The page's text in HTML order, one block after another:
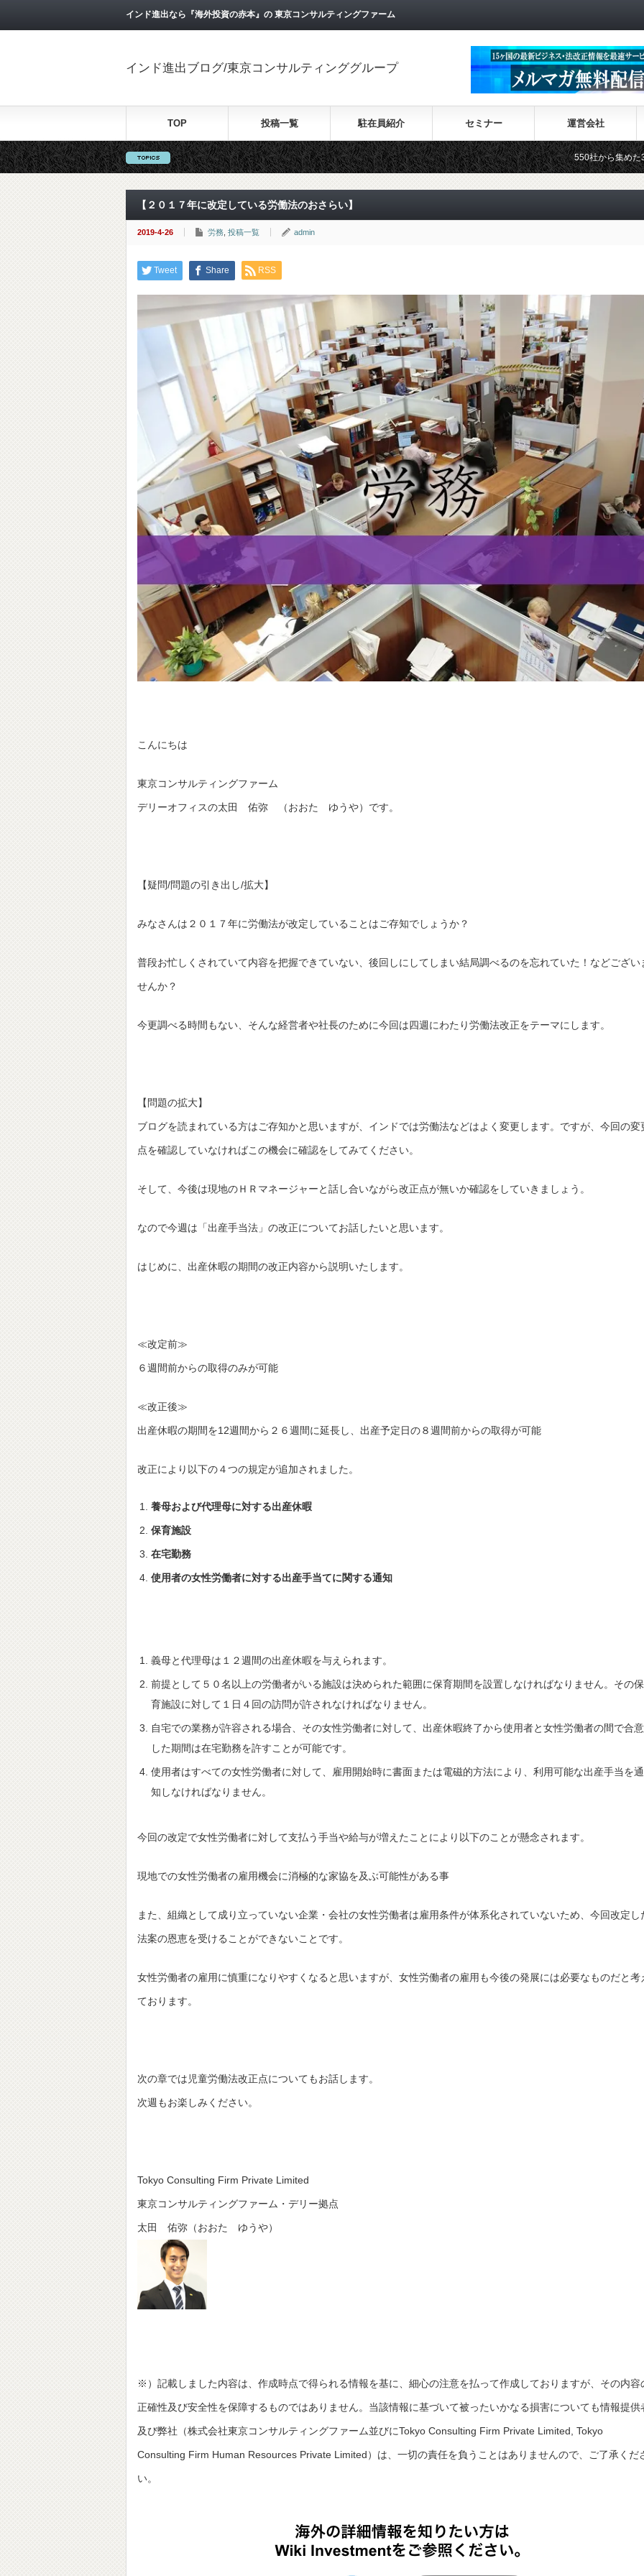
インド進出なら『海外投資の赤本』の 東京コンサルティングファーム
インド進出ブログ/東京コンサルティンググループ
TOP 投稿一覧 駐在員紹介 セミナー 運営会社
550社から集めた30カ国の最新
【２０１７年に改定している労働法のおさらい】
2019-4-26 労務 投稿一覧 admin
Tweet Share RSS
こんにちは
東京コンサルティングファーム
デリーオフィスの太田 佑弥 （おおた ゆうや）です。
【疑問/問題の引き出し/拡大】
みなさんは２０１７年に労働法が改定していることはご存知でしょうか？
普段お忙しくされていて内容を把握できていない、後回しにしてしまい結局調べるのを忘れていた！などござい
せんか？
今更調べる時間もない、そんな経営者や社長のために今回は四週にわたり労働法改正をテーマにします。
【問題の拡大】
ブログを読まれている方はご存知かと思いますが、インドでは労働法などはよく変更します。ですが、今回の変
点を確認していなければこの機会に確認をしてみてください。
そして、今後は現地のＨＲマネージャーと話し合いながら改正点が無いか確認をしていきましょう。
なので今週は「出産手当法」の改正についてお話したいと思います。
はじめに、出産休暇の期間の改正内容から説明いたします。
≪改定前≫
６週間前からの取得のみが可能
≪改正後≫
出産休暇の期間を12週間から２６週間に延長し、出産予定日の８週間前からの取得が可能
改正により以下の４つの規定が追加されました。
養母および代理母に対する出産休暇
保育施設
在宅勤務
使用者の女性労働者に対する出産手当てに関する通知
義母と代理母は１２週間の出産休暇を与えられます。
前提として５０名以上の労働者がいる施設は決められた範囲に保育期間を設置しなければなりません。その保
育施設に対して１日４回の訪問が許されなければなりません。
自宅での業務が許容される場合、その女性労働者に対して、出産休暇終了から使用者と女性労働者の間で合意
した期間は在宅勤務を許すことが可能です。
使用者はすべての女性労働者に対して、雇用開始時に書面または電磁的方法により、利用可能な出産手当を通
知しなければなりません。
今回の改定で女性労働者に対して支払う手当や給与が増えたことにより以下のことが懸念されます。
現地での女性労働者の雇用機会に消極的な家協を及ぶ可能性がある事
また、組織として成り立っていない企業・会社の女性労働者は雇用条件が体系化されていないため、今回改定し
法案の恩恵を受けることができないことです。
女性労働者の雇用に慎重になりやすくなると思いますが、女性労働者の雇用も今後の発展には必要なものだと考
ております。
次の章では児童労働法改正点についてもお話します。
次週もお楽しみください。
Tokyo Consulting Firm Private Limited
東京コンサルティングファーム・デリー拠点
太田 佑弥（おおた ゆうや）
※）記載しました内容は、作成時点で得られる情報を基に、細心の注意を払って作成しておりますが、その内容
正確性及び安全性を保障するものではありません。当該情報に基づいて被ったいかなる損害についても情報提供
及び弊社（株式会社東京コンサルティングファーム並びにTokyo Consulting Firm Private Limited, Tokyo
Consulting Firm Human Resources Private Limited）は、一切の責任を負うことはありませんので、ご了承くだ
い。